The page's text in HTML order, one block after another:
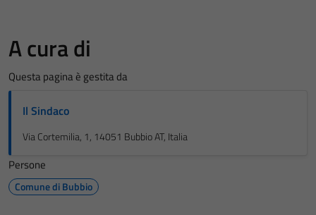
A cura di
Questa pagina è gestita da
Il Sindaco
Via Cortemilia, 1, 14051 Bubbio AT, Italia
Persone
Comune di Bubbio